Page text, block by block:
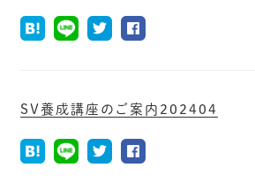
SV養成講座のご案内202404